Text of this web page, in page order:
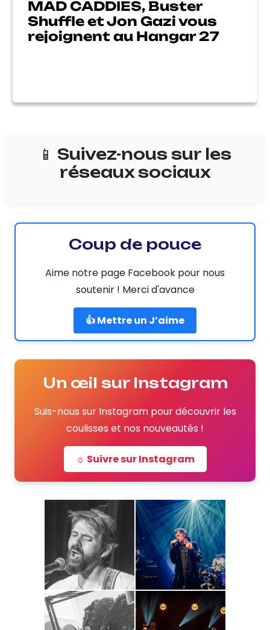
MAD CADDIES, Buster
Shuffle et Jon Gazi vous
rejoignent au Hangar 27
📱 Suivez-nous sur les
réseaux sociaux
Coup de pouce
Aime notre page Facebook pour nous
soutenir ! Merci d'avance
👍 Mettre un J’aime
Un œil sur Instagram
Suis-nous sur Instagram pour découvrir les
coulisses et nos nouveautés !
☼ Suivre sur Instagram